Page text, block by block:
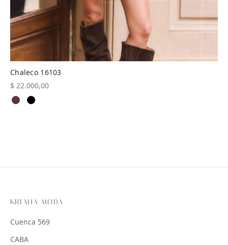
Chaleco 16103
$ 22.000,00
KREMIA MODA
Cuenca 569
CABA